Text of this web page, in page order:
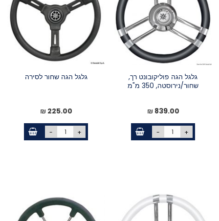
גלגל הגה פוליקובונט רך,
שחור/נירוסטה, 350 מ"מ
839.00 ₪
- +
גלגל הגה שחור לסירה
225.00 ₪
- +